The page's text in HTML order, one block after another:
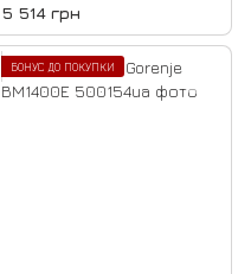
5 514 грн
БОНУС ДО ПОКУПКИ